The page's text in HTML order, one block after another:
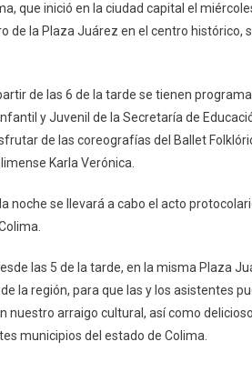
Clausura
Del
500
Años
que inició en la ciudad capital el
de la Plaza Juárez en el centro
de las 6 de la tarde se tienen
y Juvenil de la Secretaría de
de las coreografías del Ballet
Karla Verónica.
noche se llevará a cabo el acto
las 5 de la tarde, en la misma Plaza
la región, para que las y los asistentes
nuestro arraigo cultural, así como
municipios del estado de Colima.